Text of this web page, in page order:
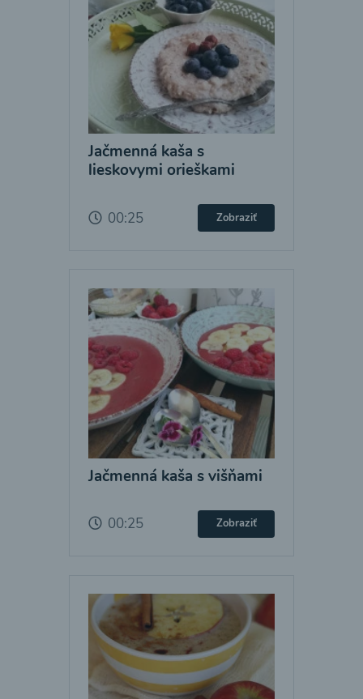
Jačmenná kaša s
lieskovymi orieškami
00:25 Zobraziť
Jačmenná kaša s višňami
00:25 Zobraziť